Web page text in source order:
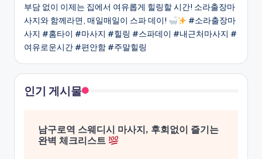
부담 없이 이제는 집에서 여유롭게 힐링할 시간! 소라출장마
사지와 함께라면, 매일매일이 스파 데이!
#소라출장마
사지 #홈타이 #마사지 #힐링 #스파데이 #내근처마사지 #
여유로운시간 #편안함 #주말힐링
인기 게시물
남구로역 스웨디시 마사지, 후회없이 즐기는
완벽 체크리스트